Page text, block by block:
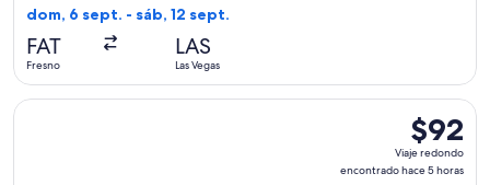
dom, 6 sept. - sáb, 12 sept.
FAT
Fresno
LAS
Las Vegas
$92
Viaje
redondo,
$92
Viaje redondo
encontrado hace 5 horas
Seleccionar vuelo de Alaska Airlines, con salida el mié, 30